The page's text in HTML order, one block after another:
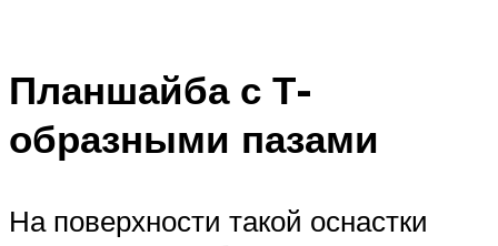
Планшайба с Т-
образными пазами
На поверхности такой оснастки